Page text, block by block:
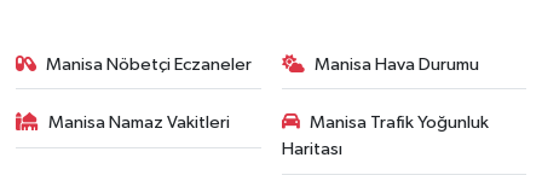
Manisa Nöbetçi Eczaneler Manisa Hava Durumu
Manisa Namaz Vakitleri
Manisa Trafik Yoğunluk
Haritası